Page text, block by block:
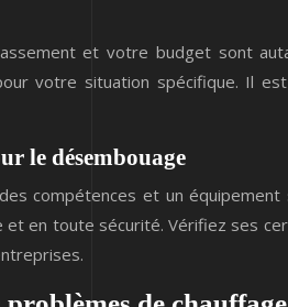
et votre budget sont
votre situation spécifique. Il
le désembouage
compétences et un
en toute sécurité. Vérifiez ses